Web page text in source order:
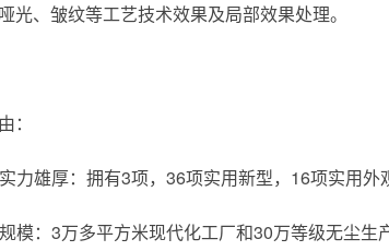
光、皱纹等工艺技术效果及局部效果处理。
：
力雄厚：拥有3项，36项实用新型，16项实用
模：3万多平方米现代化工厂和30万等级无尘生